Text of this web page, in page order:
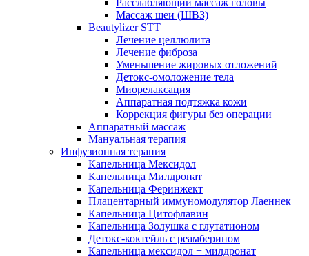
Расслабляющий массаж головы
Массаж шеи (ШВЗ)
Beautylizer STT
Лечение целлюлита
Лечение фиброза
Уменьшение жировых отложений
Детокс-омоложение тела
Миорелаксация
Аппаратная подтяжка кожи
Коррекция фигуры без операции
Аппаратный массаж
Мануальная терапия
Инфузионная терапия
Капельница Мексидол
Капельница Милдронат
Капельница Феринжект
Плацентарный иммуномодулятор Лаеннек
Капельница Цитофлавин
Капельница Золушка с глутатионом
Детокс-коктейль с реамберином
Капельница мексидол + милдронат